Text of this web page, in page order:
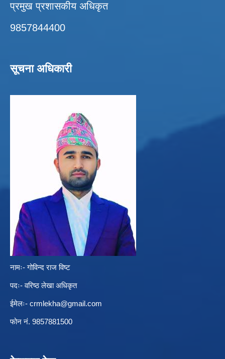
प्रमुख प्रशासकीय अधिकृत
9857844400
सूचना अधिकारी
नामः- गोविन्द राज विष्ट
पदः- वरिष्ठ लेखा अधिकृत
ईमेलः- crmlekha@gmail.com
फोन नं. 9857881500